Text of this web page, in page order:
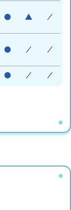
● ▲ ／
● ／ ／
● ／ ／